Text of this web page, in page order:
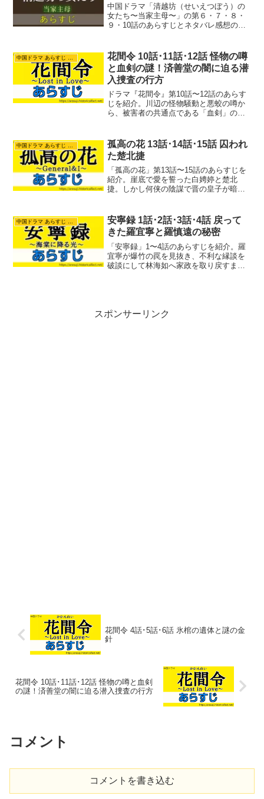
中国ドラマ「清越坊（せいえつぼう）の
女たち〜当家主母〜」の第６・７・８・
９・10話のあらすじとネタバレ感想の紹
値の安定のために組合を作りました。曽
宝琴は蘇州織造局の高官...
花間令 10話･11話･12話 怪物の噂
と血剣の謎！済善堂の闇に迫る潜
入捜査の行方
ドラマ『花間令』第10話〜12話のあらす
じを紹介。川辺の怪物騒動と悪蛟の噂か
ら、被害者の共通点である「血剣」の謎
味な地下牢で明かされる潘樾の過酷な過
去、そして楊采薇が歌う思い出のわらべ
歌が響く緊迫のクライマックスに注目で
す。
孤高の花 13話･14話･15話 囚われ
た楚北捷
「孤高の花」第13話〜15話のあらすじを
紹介。崖底で愛を誓った白娉婷と楚北
捷。しかし何侠の陰謀で晋の皇子が暗殺
王宮へ潜入。血書の兵法を手に皇帝へ直
訴する彼女を待っていた、あまりにも残
酷で衝撃的な結末とは？
中国ドラマ あらすじ ネタバレ
安寧録 1話･2話･3話･4話 戻って
きた羅宜寧と羅慎遠の秘密
「安寧録」1〜4話のあらすじを紹介。羅
宜寧が爆竹の罠を見抜き、不利な縁談を
破談にして林海如へ家政を取り戻すまで
スポンサーリンク
花間令 4話･5話･6話 氷棺の遺体と謎の金
針
花間令 10話･11話･12話 怪物の噂と血剣
の謎！済善堂の闇に迫る潜入捜査の行方
コメント
コメントを書き込む